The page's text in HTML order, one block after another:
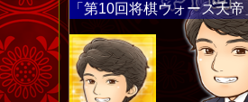
「第10回将棋ウォーズ天帝